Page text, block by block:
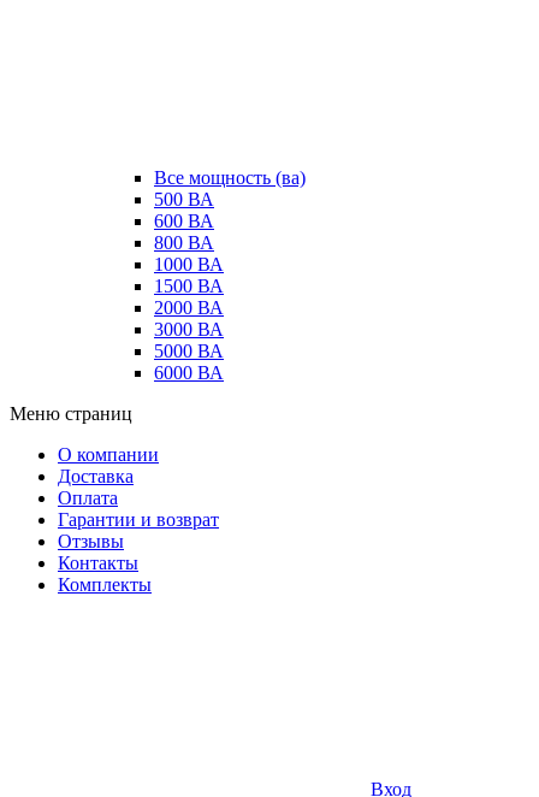
Все мощность (ва)
500 ВА
600 ВА
800 ВА
1000 ВА
1500 ВА
2000 ВА
3000 ВА
5000 ВА
6000 ВА
Меню страниц
О компании
Доставка
Оплата
Гарантии и возврат
Отзывы
Контакты
Комплекты
Вход